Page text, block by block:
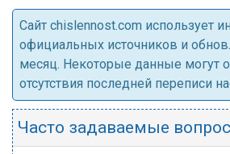
Cайт chislennost.com использует
официальных источников и
месяц. Некоторые данные могут
отсутствия последней переписи
Часто задаваемые